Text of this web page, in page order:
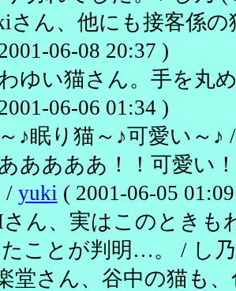
さん、他にも接客係
06-08 20:37 )
ゆい猫さん。手を丸
06-06 01:34 )
♪眠り猫～♪可愛い～♪
ああああ！！可愛い
/ yuki ( 2001-06-05
ん、実はこのときも
ことが判明…。 / し乃
堂さん、谷中の猫も